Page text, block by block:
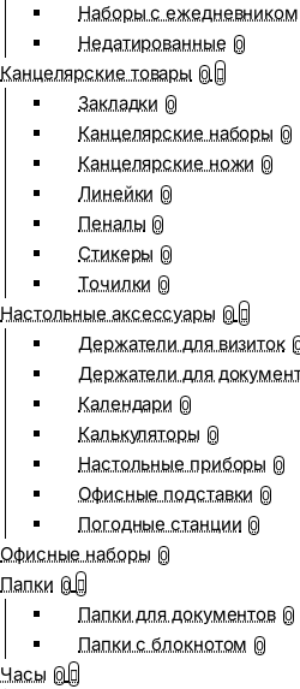
Наборы с ежедневником
Недатированные 0
Канцелярские товары 0
Закладки 0
Канцелярские наборы 0
Канцелярские ножи 0
Линейки 0
Пеналы 0
Стикеры 0
Точилки 0
Настольные аксессуары 0
Держатели для визиток
Держатели для
Календари 0
Калькуляторы 0
Настольные приборы 0
Офисные подставки 0
Погодные станции 0
Офисные наборы 0
Папки 0
Папки для документов 0
Папки с блокнотом 0
Часы 0